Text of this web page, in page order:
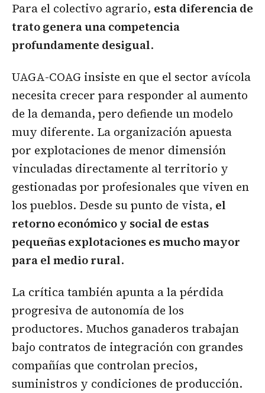
Para el colectivo agrario, esta diferencia de
trato genera una competencia
profundamente desigual.
UAGA-COAG insiste en que el sector avícola
necesita crecer para responder al aumento
de la demanda, pero defiende un modelo
muy diferente. La organización apuesta
por explotaciones de menor dimensión
vinculadas directamente al territorio y
gestionadas por profesionales que viven en
los pueblos. Desde su punto de vista, el
retorno económico y social de estas
pequeñas explotaciones es mucho mayor
para el medio rural.
La crítica también apunta a la pérdida
progresiva de autonomía de los
productores. Muchos ganaderos trabajan
bajo contratos de integración con grandes
compañías que controlan precios,
suministros y condiciones de producción.